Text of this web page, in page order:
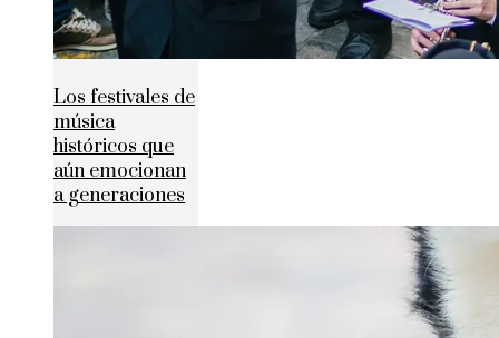
Los festivales de
música
históricos que
aún emocionan
a generaciones